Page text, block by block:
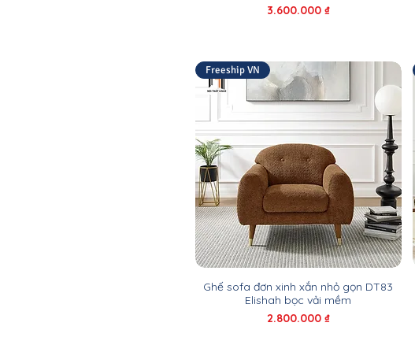
Giá
3.600.000 ₫
Freeship VN
Ghế sofa đơn xinh xắn nhỏ gọn DT83
Elishah bọc vải mềm
Giá
2.800.000 ₫